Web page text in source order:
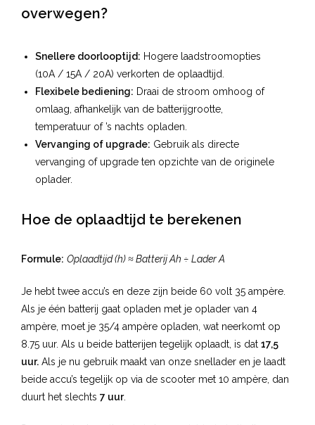
overwegen?
Snellere doorlooptijd: Hogere laadstroomopties
(10A / 15A / 20A) verkorten de oplaadtijd.
Flexibele bediening: Draai de stroom omhoog of
omlaag, afhankelijk van de batterijgrootte,
temperatuur of ’s nachts opladen.
Vervanging of upgrade: Gebruik als directe
vervanging of upgrade ten opzichte van de originele
oplader.
Hoe de oplaadtijd te berekenen
Formule: Oplaadtijd (h) ≈ Batterij Ah ÷ Lader A
Je hebt twee accu’s en deze zijn beide 60 volt 35 ampère.
Als je één batterij gaat opladen met je oplader van 4
ampère , moet je 35/4 ampère opladen, wat neerkomt op
8.75 uur. Als u beide batterijen tegelijk oplaadt, is dat 17,5
uur. Als je nu gebruik maakt van onze snellader en je laadt
beide accu’s tegelijk op via de scooter met 10 ampère, dan
duurt het slechts 7 uur.